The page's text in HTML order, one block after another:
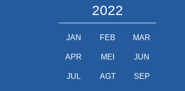
2022
JAN FEB MAR
APR MEI JUN
JUL AGT SEP